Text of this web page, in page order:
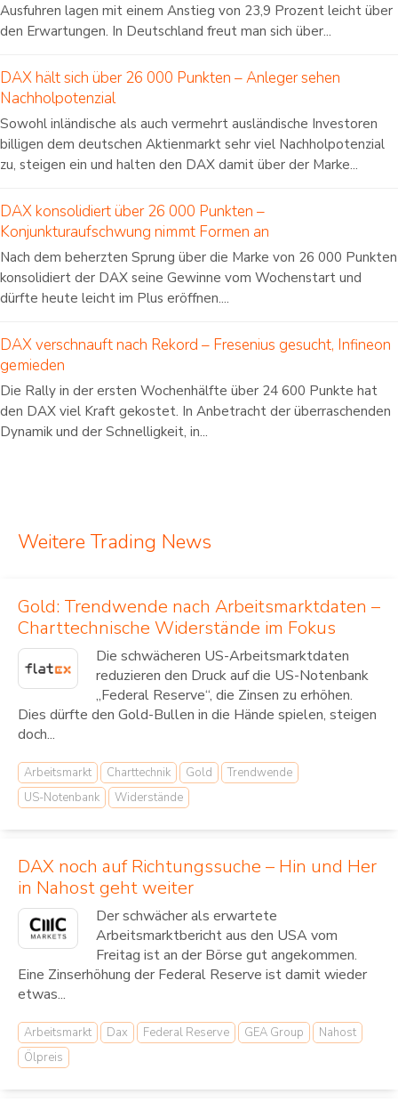
Ausfuhren lagen mit einem Anstieg von 23,9 Prozent leicht über
den Erwartungen. In Deutschland freut man sich über...
DAX hält sich über 26 000 Punkten – Anleger sehen
Nachholpotenzial
Sowohl inländische als auch vermehrt ausländische Investoren
billigen dem deutschen Aktienmarkt sehr viel Nachholpotenzial
zu, steigen ein und halten den DAX damit über der Marke...
DAX konsolidiert über 26 000 Punkten –
Konjunkturaufschwung nimmt Formen an
Nach dem beherzten Sprung über die Marke von 26 000 Punkten
konsolidiert der DAX seine Gewinne vom Wochenstart und
dürfte heute leicht im Plus eröffnen....
DAX verschnauft nach Rekord – Fresenius gesucht, Infineon
gemieden
Die Rally in der ersten Wochenhälfte über 24 600 Punkte hat
den DAX viel Kraft gekostet. In Anbetracht der überraschenden
Dynamik und der Schnelligkeit, in...
Weitere Trading News
Gold: Trendwende nach Arbeitsmarktdaten –
Charttechnische Widerstände im Fokus
Die schwächeren US-Arbeitsmarktdaten
reduzieren den Druck auf die US-Notenbank
„Federal Reserve“, die Zinsen zu erhöhen.
Dies dürfte den Gold-Bullen in die Hände spielen, steigen
doch...
Arbeitsmarkt Charttechnik Gold
Trendwende
US-Notenbank
Widerstände
DAX noch auf Richtungssuche – Hin und Her
in Nahost geht weiter
Der schwächer als erwartete
Arbeitsmarktbericht aus den USA vom
Freitag ist an der Börse gut angekommen.
Eine Zinserhöhung der Federal Reserve ist damit wieder
etwas...
Arbeitsmarkt Dax Federal Reserve GEA Group
Nahost
Ölpreis